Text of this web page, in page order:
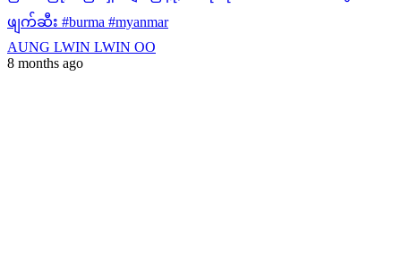
ဖျက်ဆီး #burma #myanmar
AUNG LWIN LWIN OO
8 months ago